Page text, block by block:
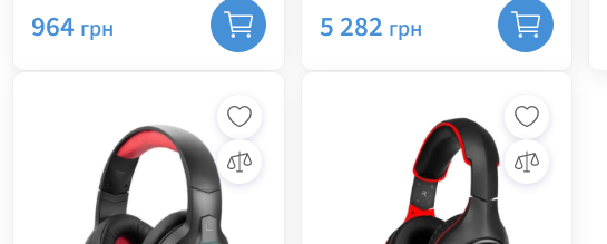
964 грн 5 282 грн